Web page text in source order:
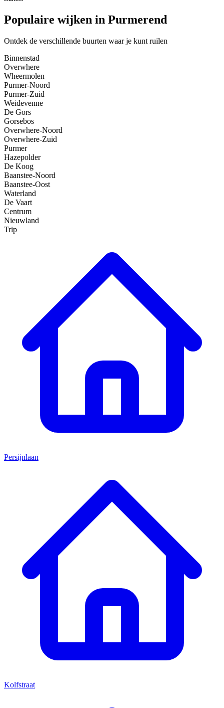
Populaire wijken in Purmerend
Ontdek de verschillende buurten waar je kunt ruilen
Binnenstad
Overwhere
Wheermolen
Purmer-Noord
Purmer-Zuid
Weidevenne
De Gors
Gorsebos
Overwhere-Noord
Overwhere-Zuid
Purmer
Hazepolder
De Koog
Baanstee-Noord
Baanstee-Oost
Waterland
De Vaart
Centrum
Nieuwland
Trip
Persijnlaan
Kolfstraat